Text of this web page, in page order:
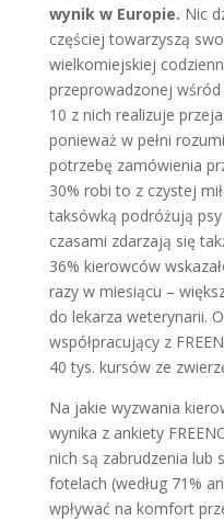
wynik w Europie. Nic
częściej towarzyszą
wielkomiejskiej
przeprowadzonej wśród
10 z nich realizuje
ponieważ w pełni
potrzebę zamówienia
30% robi to z czystej
taksówką podróżują
czasami zdarzają się
36% kierowców
razy w miesiącu –
do lekarza weterynarii.
współpracujący z
40 tys. kursów ze
Na jakie wyzwania
wynika z ankiety
nich są zabrudzenia lub
fotelach (według 71%
wpływać na komfort